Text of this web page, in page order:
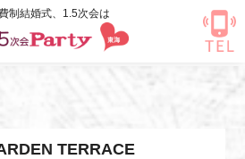
in
/home/premier17qw/1-
content/themes/onepointfive_custom/header.php
on
line 118
TERRACE